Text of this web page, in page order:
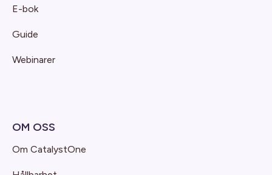
E-bok
Guide
Webinarer
OM OSS
Om CatalystOne